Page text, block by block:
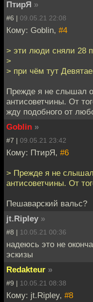
ПтирЯ »
#6 | 09.05.21 22:08
Кому: Goblin, #4
> эти люди сняли 28
>
> при чём тут
Прежде я не слышал
антисоветчины. От
жду подобного от
Goblin »
#7 | 09.05.21 23:42
Кому: ПтирЯ, #6
> Прежде я не
антисоветчины. От
Пешаварский вальс?
jt.Ripley »
#8 | 10.05.21 00:36
надеюсь это не
эскизы
Redakteur »
#9 | 10.05.21 08:38
Кому: jt.Ripley, #8